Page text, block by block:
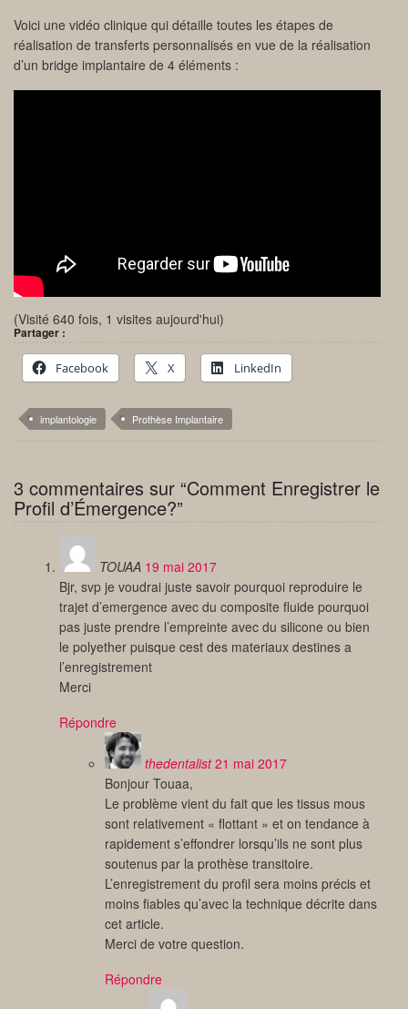
Voici une vidéo clinique qui détaille toutes les étapes de
réalisation de transferts personnalisés en vue de la réalisation
d’un bridge implantaire de 4 éléments :
(Visité 640 fois, 1 visites aujourd'hui)
Partager :
Facebook X LinkedIn
implantologie Prothèse Implantaire
3 commentaires sur “Comment Enregistrer le
Profil d’Émergence?”
TOUAA 19 mai 2017
Bjr, svp je voudrai juste savoir pourquoi reproduire le
trajet d’emergence avec du composite fluide pourquoi
pas juste prendre l’empreinte avec du silicone ou bien
le polyether puisque cest des materiaux destines a
l’enregistrement
Merci
Répondre
thedentalist 21 mai 2017
Bonjour Touaa,
Le problème vient du fait que les tissus mous
sont relativement « flottant » et on tendance à
rapidement s’effondrer lorsqu’ils ne sont plus
soutenus par la prothèse transitoire.
L’enregistrement du profil sera moins précis et
moins fiables qu’avec la technique décrite dans
cet article.
Merci de votre question.
Répondre